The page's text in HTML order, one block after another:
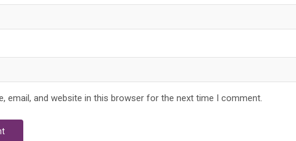
email, and website in this browser for the next time I comment.